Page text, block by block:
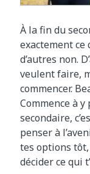
À la fin du
exactement ce
d’autres non.
veulent faire,
commencer.
Commence à
secondaire,
penser à
tes options
décider ce qui